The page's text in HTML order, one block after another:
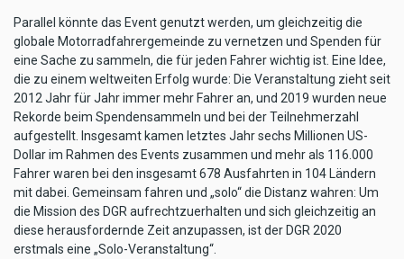
Parallel könnte das Event genutzt werden, um gleichzeitig die
globale Motorradfahrergemeinde zu vernetzen und Spenden für
eine Sache zu sammeln, die für jeden Fahrer wichtig ist. Eine Idee,
die zu einem weltweiten Erfolg wurde: Die Veranstaltung zieht seit
2012 Jahr für Jahr immer mehr Fahrer an, und 2019 wurden neue
Rekorde beim Spendensammeln und bei der Teilnehmerzahl
aufgestellt. Insgesamt kamen letztes Jahr sechs Millionen US-
Dollar im Rahmen des Events zusammen und mehr als 116.000
Fahrer waren bei den insgesamt 678 Ausfahrten in 104 Ländern
mit dabei. Gemeinsam fahren und „solo“ die Distanz wahren: Um
die Mission des DGR aufrechtzuerhalten und sich gleichzeitig an
diese herausfordernde Zeit anzupassen, ist der DGR 2020
erstmals eine „Solo-Veranstaltung“.